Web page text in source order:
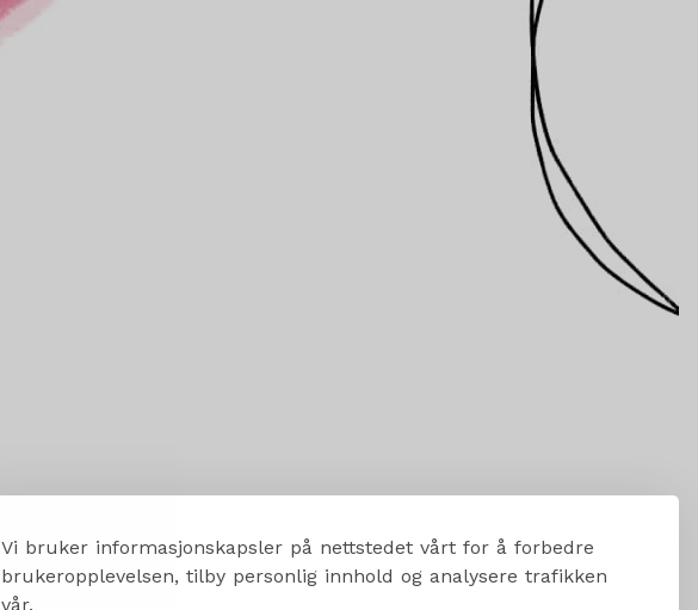
Vi bruker informasjonskapsler på nettstedet vårt for å forbedre
brukeropplevelsen, tilby personlig innhold og analysere trafikken
vår.